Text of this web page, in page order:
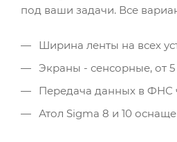
под ваши задачи. Все
Ширина ленты на всех
Экраны - сенсорные, от
Передача данных в ФНС
Атол Sigma 8 и 10